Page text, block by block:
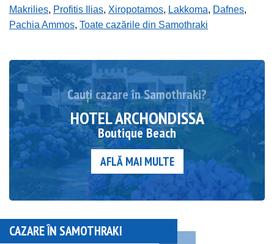
Makrilies, Profitis Ilias, Xiropotamos, Lakkoma, Dafnes,
Pachia Ammos, Toate cazările din Samothraki
Cauți cazare în Samothraki?
HOTEL ARCHONDISSA
Boutique Beach
AFLĂ MAI MULTE
CAZARE ÎN SAMOTHRAKI